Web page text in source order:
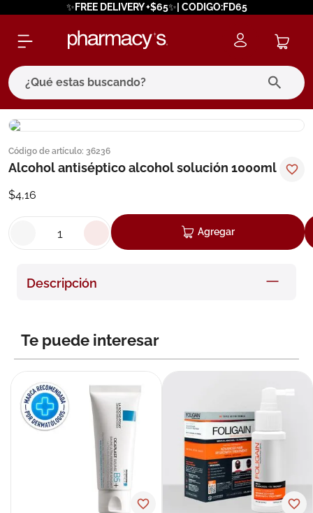
✨FREE DELIVERY +$65✨| CODIGO:FD65
¿Qué estas buscando?
Código de artículo: 36236
Alcohol antiséptico alcohol solución 1000ml
$4,16
Agregar
Descripción
Te puede interesar
términos más buscados
1. eucerin
pilexil
5. cerave
6 degraler
10.neumoflux